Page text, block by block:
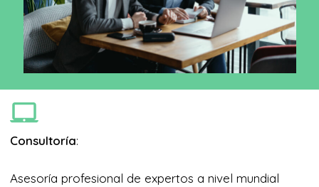
Consultoría:
Asesoría profesional de expertos a nivel mundial